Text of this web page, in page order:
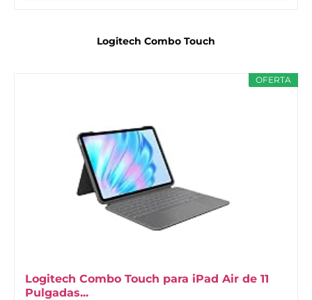
Logitech Combo Touch
OFERTA
Logitech Combo Touch para iPad Air de 11
Pulgadas...